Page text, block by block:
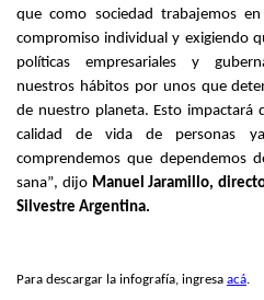
que como sociedad trabajemos
compromiso individual y exigiendo
políticas empresariales y
nuestros hábitos por unos que
de nuestro planeta. Esto impactará
calidad de vida de personas
comprendemos que dependemos
sana”, dijo Manuel Jaramillo,
Silvestre Argentina.
Para descargar la infografía, ingresa acá.